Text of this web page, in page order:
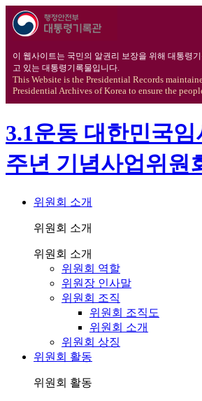
이 웹사이트는 국민의 알권리 보장을 위해 대통령
고 있는 대통령기록물입니다.
This Website is the Presidential Records
Presidential Archives of Korea to ensure the
3.1운동 대한민국임
주년 기념사업위원
위원회 소개
위원회 소개
위원회 소개
위원회 역할
위원장 인사말
위원회 조직
위원회 조직도
위원회 소개
위원회 상징
위원회 활동
위원회 활동